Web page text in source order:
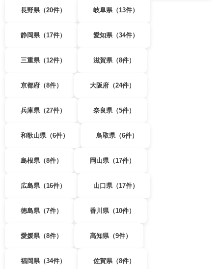
長野県（20件） 岐阜県（13件）
静岡県（17件） 愛知県（34件）
三重県（12件） 滋賀県（8件）
京都府（8件） 大阪府（24件）
兵庫県（27件） 奈良県（5件）
和歌山県（6件） 鳥取県（6件）
島根県（8件） 岡山県（17件）
広島県（16件） 山口県（17件）
徳島県（7件） 香川県（10件）
愛媛県（8件） 高知県（9件）
福岡県（34件） 佐賀県（8件）